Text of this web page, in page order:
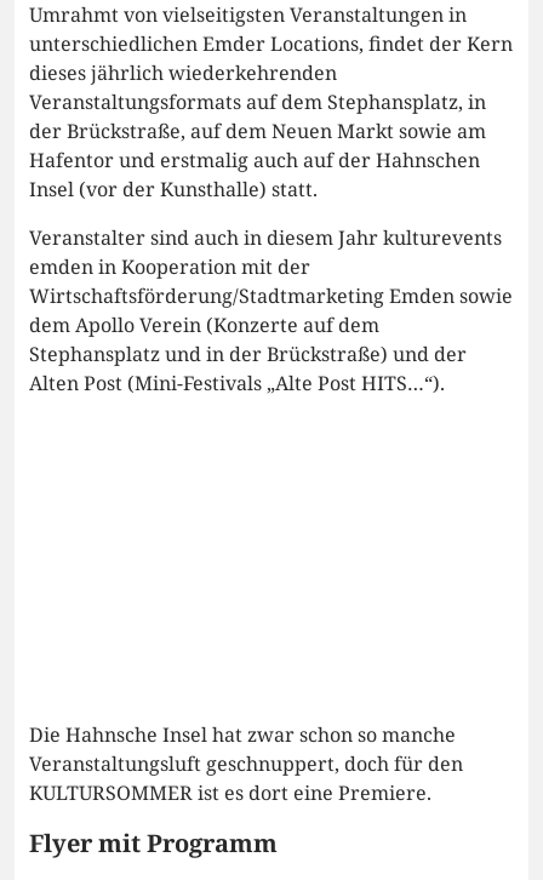
Umrahmt von vielseitigsten Veranstaltungen in
unterschiedlichen Emder Locations, findet der Kern
dieses jährlich wiederkehrenden
Veranstaltungsformats auf dem Stephansplatz, in
der Brückstraße, auf dem Neuen Markt sowie am
Hafentor und erstmalig auch auf der Hahnschen
Insel (vor der Kunsthalle) statt.
Veranstalter sind auch in diesem Jahr kulturevents
emden in Kooperation mit der
Wirtschaftsförderung/Stadtmarketing Emden sowie
dem Apollo Verein (Konzerte auf dem
Stephansplatz und in der Brückstraße) und der
Alten Post (Mini-Festivals „Alte Post HITS…“).
Die Hahnsche Insel hat zwar schon so manche
Veranstaltungsluft geschnuppert, doch für den
KULTURSOMMER ist es dort eine Premiere.
Flyer mit Programm